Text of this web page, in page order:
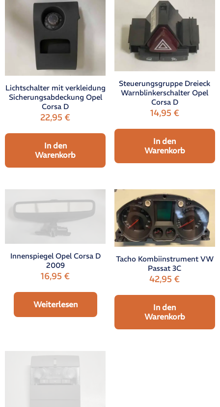
Lichtschalter mit verkleidung
Sicherungsabdeckung Opel
Corsa D
22,95€
In den
Warenkorb
Steuerungsgruppe Dreieck
Warnblinkerschalter Opel
Corsa D
14,95 €
In den
Warenkorb
Innenspiegel Opel Corsa D
2009
16,95€
Weiterlesen
Tacho Kombiinstrument VW
Passat 3C
42,95€
In den
Warenkorb